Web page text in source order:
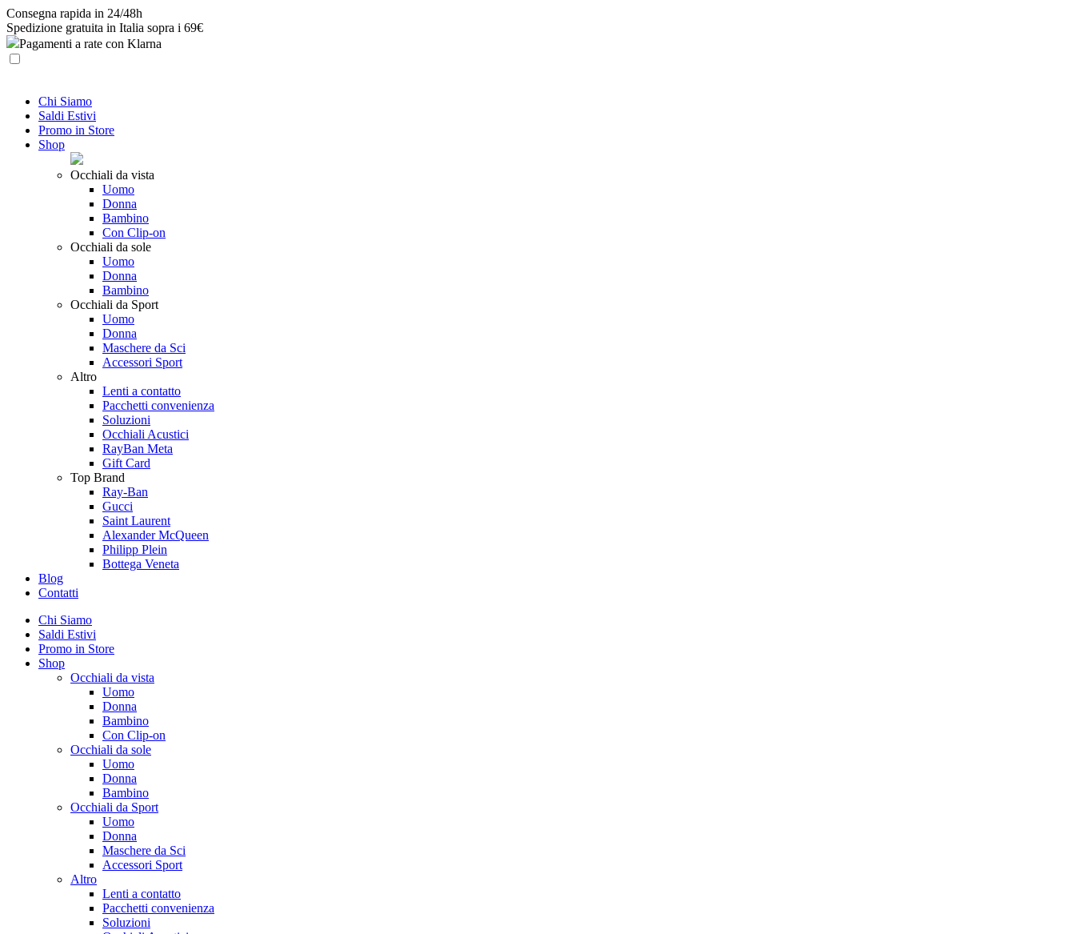
Skip
to
content
Consegna rapida in 24/48h
Spedizione gratuita in Italia sopra i 69€
Pagamenti a rate con Klarna
Chi Siamo
Saldi Estivi
Promo in Store
Shop
Occhiali da vista
Uomo
Donna
Bambino
Con Clip-on
Occhiali da sole
Uomo
Donna
Bambino
Occhiali da Sport
Uomo
Donna
Maschere da Sci
Accessori Sport
Altro
Lenti a contatto
Pacchetti convenienza
Soluzioni
Occhiali Acustici
RayBan Meta
Gift Card
Top Brand
Ray-Ban
Gucci
Saint Laurent
Alexander McQueen
Philipp Plein
Bottega Veneta
Blog
Contatti
Chi Siamo
Saldi Estivi
Promo in Store
Shop
Occhiali da vista
Uomo
Donna
Bambino
Con Clip-on
Occhiali da sole
Uomo
Donna
Bambino
Occhiali da Sport
Uomo
Donna
Maschere da Sci
Accessori Sport
Altro
Lenti a contatto
Pacchetti convenienza
Soluzioni